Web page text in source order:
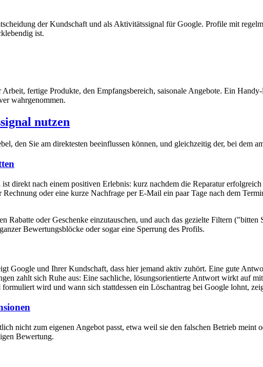
der Kundschaft und als Aktivitätssignal für Google. Profile mit
ist.
Arbeit, fertige Produkte, den Empfangsbereich, saisonale Angebote. Ein
wahrgenommen.
nutzen
den Sie am direktesten beeinflussen können, und gleichzeitig der, bei dem
direkt nach einem positiven Erlebnis: kurz nachdem die Reparatur
oder eine kurze Nachfrage per E-Mail ein paar Tage nach dem
Rabatte oder Geschenke einzutauschen, und auch das gezielte Filtern
Bewertungsblöcke oder sogar eine Sperrung des Profils.
Google und Ihrer Kundschaft, dass hier jemand aktiv zuhört. Eine gute
zahlt sich Ruhe aus: Eine sachliche, lösungsorientierte Antwort wirkt auf
wird und wann sich stattdessen ein Löschantrag bei Google lohnt,
nicht zum eigenen Angebot passt, etwa weil sie den falschen Betrieb meint
Bewertung.